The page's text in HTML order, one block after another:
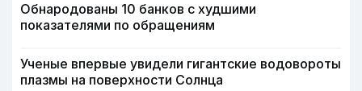
Обнародованы 10 банков с худшими
показателями по обращениям
Ученые впервые увидели гигантские водовороты
плазмы на поверхности Солнца